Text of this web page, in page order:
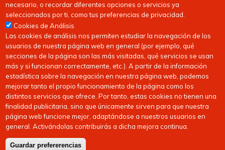
Copyright © 2026FEDERACIóN CáNTABRA DE HOCKEY
necesario, o recordar diferentes opciones o servicios ya
seleccionados por ti, como tus preferencias de privacidad.
Cookies de Análisis
Las cookies de análisis nos permiten estudiar la navegación de los
usuarios de nuestra página web en general (por ejemplo, qué
secciones de la página son las más visitadas, qué servicios se usan
más y si funcionan correctamente, etc.). A partir de la información
estadística sobre la navegación en nuestra página web, podemos
mejorar tanto el propio funcionamiento de la página como los
distintos servicios que ofrece. Por tanto, estas cookies no tienen una
finalidad publicitaria, sino que únicamente sirven para que nuestra
página web funcione mejor, adaptándose a nuestros usuarios en
general. Activándolas contribuirás a dicha mejora continua.
Guardar prefererencias